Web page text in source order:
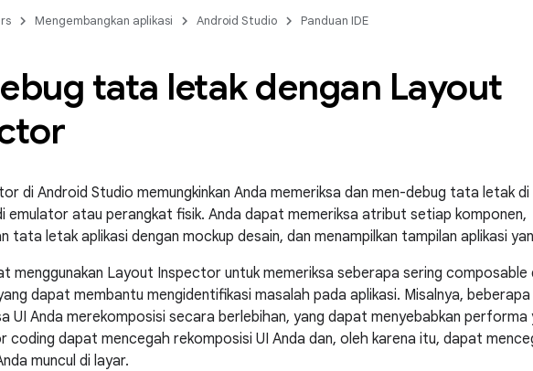
Mengembangkan aplikasi Android Studio Panduan IDE
tata letak dengan Layout
di Android Studio memungkinkan Anda memeriksa dan men-debug tata letak di
emulator atau perangkat fisik. Anda dapat memeriksa atribut setiap komponen,
tata letak aplikasi dengan mockup desain, dan menampilkan tampilan aplikasi
menggunakan Layout Inspector untuk memeriksa seberapa sering composable
dapat membantu mengidentifikasi masalah pada aplikasi. Misalnya,
UI Anda merekomposisi secara berlebihan, yang dapat menyebabkan performa
coding dapat mencegah rekomposisi UI Anda dan, oleh karena itu, dapat
muncul di layar.